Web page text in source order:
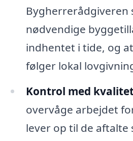
Bygherrerådgiveren
nødvendige
indhentet i tide, og
følger lokal
Kontrol med
overvåge arbejdet
lever op til de aftalte